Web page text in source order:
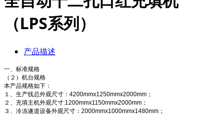
（LPS系列）
产品描述
一、标准规格
（２）机台规格
本产品规格如下：
１、生产线总外观尺寸：4200mmx1250mmx2000mm；
２、充填主机外观尺寸:1200mmx1150mmx2000mm；
３、冷冻遂道设备外观尺寸：2000mmx1000mmx1480mm；